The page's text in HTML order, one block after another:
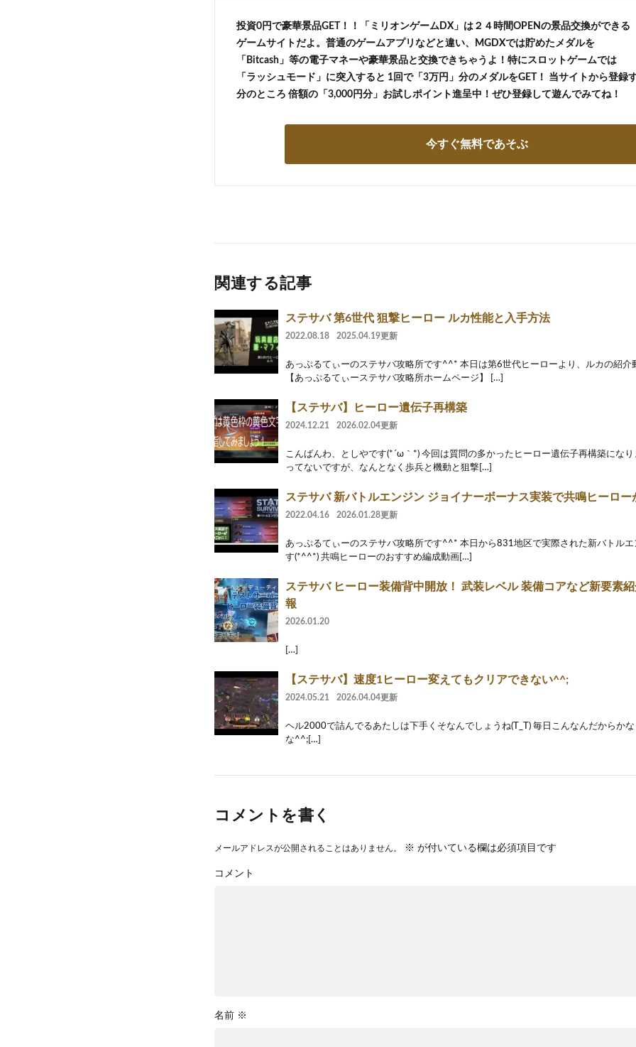
投資0円で豪華景品GET！！「ミリオンゲームDX」は２４時間OPENの景品交換ができる
ゲームサイトだよ。普通のゲームアプリなどと違い、MGDXでは貯めたメダルを
「Bitcash」等の電子マネーや豪華景品と交換できちゃうよ！特にスロットゲームでは
「ラッシュモード」に突入すると 1回で「3万円」分のメダルをGET！ 当サイトから登録
分のところ 倍額の「3,000円分」お試しポイント進呈中！ぜひ登録して遊んでみてね！
今すぐ無料であそぶ
関連する記事
ステサバ 第6世代 狙撃ヒーロー ルカ性能と入手方法
2022.08.18 2025.04.19更新
あっぷるてぃーのステサバ攻略所です^^* 本日は第6世代ヒーローより、ルカの紹介
【あっぷるてぃーステサバ攻略所ホームページ】 […]
【ステサバ】ヒーロー遺伝子再構築
2024.12.21 2026.02.04更新
こんばんわ、としやです(*´ω｀*) 今回は質問の多かったヒーロー遺伝子再構築にな
ってないですが、なんとなく歩兵と機動と狙撃[…]
ステサバ 新バトルエンジン ジョイナーボーナス実装で共鳴ヒーロー
2022.04.16 2026.01.28更新
あっぷるてぃーのステサバ攻略所です^^* 本日から831地区で実際された新バトルエ
す(*^^*) 共鳴ヒーローのおすすめ編成動画[…]
ステサバ ヒーロー装備背中開放！ 武装レベル 装備コアなど新要素
報
2026.01.20
[…]
【ステサバ】速度1ヒーロー変えてもクリアできない^^;
2024.05.21 2026.04.04更新
ヘル2000で詰んでるあたしは下手くそなんでしょうね(T_T) 毎日こんなんだからか
な^^;[…]
コメントを書く
メールアドレスが公開されることはありません。 ※ が付いている欄は必須項目です
コメント
名前 ※